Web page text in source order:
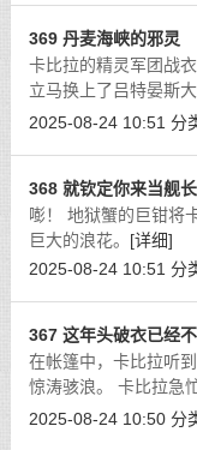
369 丹麦海峡的邪灵
卡比拉的精灵军团战
立马换上了吕特晏斯
称之为俾斯麦大人了。
2025-08-24 10:51 分
368 就钦定你来当舰长
嘭！ 地狱蟹的巨钳将
巨大的浪花。 [详细]
2025-08-24 10:51 分
367 这年头破衣已经不
在帐篷中，卡比拉听
惊涛骇浪。 卡比拉急
[详细]
2025-08-24 10:50 分